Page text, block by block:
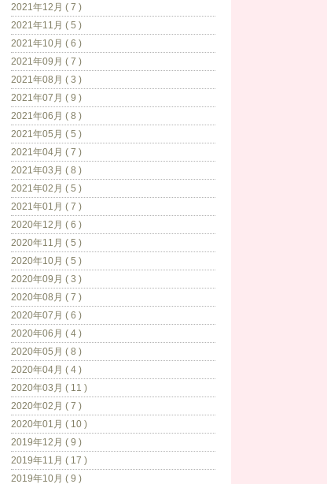
2021年12月 ( 7 )
2021年11月 ( 5 )
2021年10月 ( 6 )
2021年09月 ( 7 )
2021年08月 ( 3 )
2021年07月 ( 9 )
2021年06月 ( 8 )
2021年05月 ( 5 )
2021年04月 ( 7 )
2021年03月 ( 8 )
2021年02月 ( 5 )
2021年01月 ( 7 )
2020年12月 ( 6 )
2020年11月 ( 5 )
2020年10月 ( 5 )
2020年09月 ( 3 )
2020年08月 ( 7 )
2020年07月 ( 6 )
2020年06月 ( 4 )
2020年05月 ( 8 )
2020年04月 ( 4 )
2020年03月 ( 11 )
2020年02月 ( 7 )
2020年01月 ( 10 )
2019年12月 ( 9 )
2019年11月 ( 17 )
2019年10月 ( 9 )